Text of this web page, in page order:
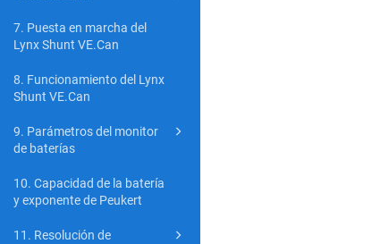
7. Puesta en marcha del
Lynx Shunt VE.Can
8. Funcionamiento del Lynx
Shunt VE.Can
9. Parámetros del monitor
de baterías
10. Capacidad de la batería
y exponente de Peukert
11. Resolución de